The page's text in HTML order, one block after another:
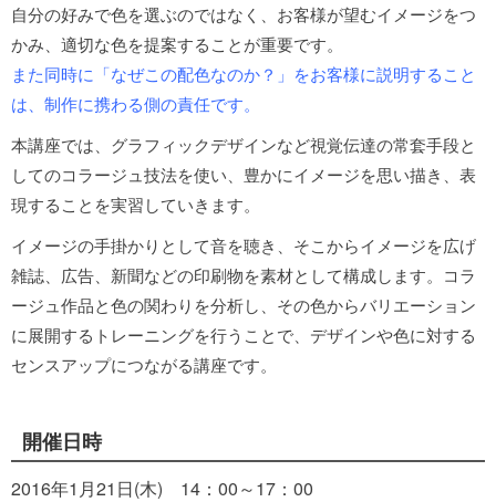
自分の好みで色を選ぶのではなく、お客様が望むイメージをつ
かみ、適切な色を提案することが重要です。
また同時に「なぜこの配色なのか？」をお客様に説明すること
は、制作に携わる側の責任です。
本講座では、グラフィックデザインなど視覚伝達の常套手段と
してのコラージュ技法を使い、豊かにイメージを思い描き、表
現することを実習していきます。
イメージの手掛かりとして音を聴き、そこからイメージを広げ
雑誌、広告、新聞などの印刷物を素材として構成します。コラ
ージュ作品と色の関わりを分析し、その色からバリエーション
に展開するトレーニングを行うことで、デザインや色に対する
センスアップにつながる講座です。
開催日時
2016年1月21日(木) 14：00～17：00